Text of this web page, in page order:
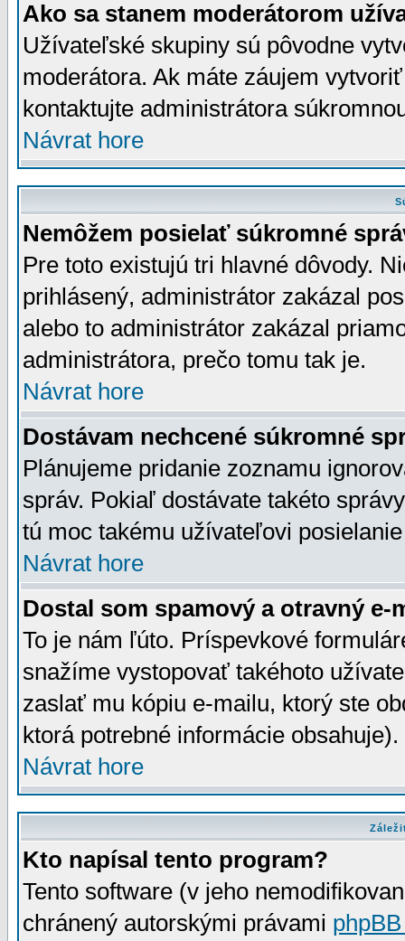
Ako sa stanem moderátorom
Užívateľské skupiny sú pôvodne
moderátora. Ak máte záujem
kontaktujte administrátora
Návrat hore
Nemôžem posielať súkromné
Pre toto existujú tri hlavné dôvody.
prihlásený, administrátor zakázal
alebo to administrátor zakázal
administrátora, prečo tomu tak je.
Návrat hore
Dostávam nechcené súkromné
Plánujeme pridanie zoznamu
správ. Pokiaľ dostávate takéto
tú moc takému užívateľovi
Návrat hore
Dostal som spamový a otravný e-
To je nám ľúto. Príspevkové
snažíme vystopovať takéhoto
zaslať mu kópiu e-mailu, ktorý ste
ktorá potrebné informácie
Návrat hore
Kto napísal tento program?
Tento software (v jeho
chránený autorskými právami